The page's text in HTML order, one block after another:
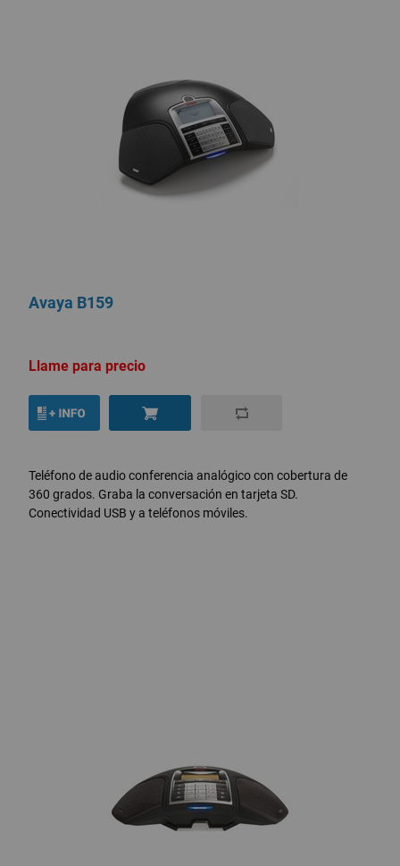
Avaya B159
Llame para precio
Teléfono de audio conferencia analógico con cobertura de
360 grados. Graba la conversación en tarjeta SD.
Conectividad USB y a teléfonos móviles.